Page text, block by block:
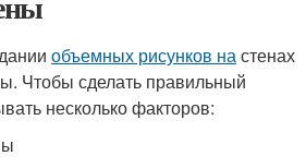
объемных рисунков настенах
Чтобы сделать правильный
несколько факторов: